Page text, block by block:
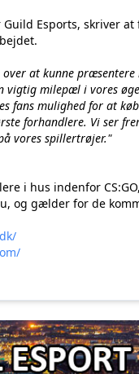
Guild Esports,
at kunne præsentere
vigtig milepæl i vores
fans mulighed for at
forhandlere. Vi ser
vores spillertrøjer."
i hus indenfor
og gælder for de